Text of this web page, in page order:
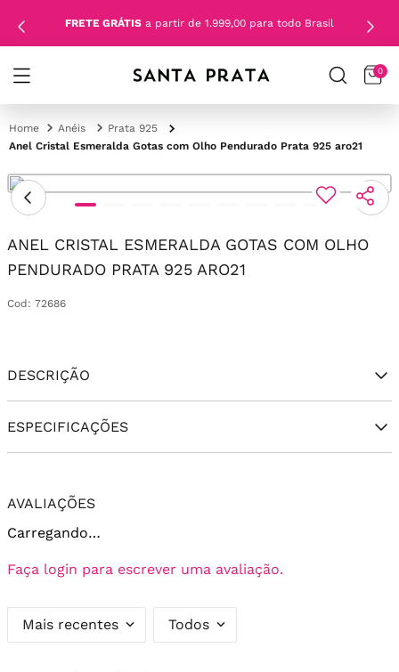
FRETE GRÁTIS a partir de 1.999,00 para todo Brasil
0
Anéis
Prata 925
Anel Cristal Esmeralda Gotas com Olho Pendurado Prata 925 aro21
ANEL CRISTAL ESMERALDA GOTAS COM OLHO
PENDURADO PRATA 925 ARO21
Cod : 72686
DESCRIÇÃO
ESPECIFICAÇÕES
AVALIAÇÕES
Carregando…
Faça login para escrever uma avaliação.
Mais recentes Todos